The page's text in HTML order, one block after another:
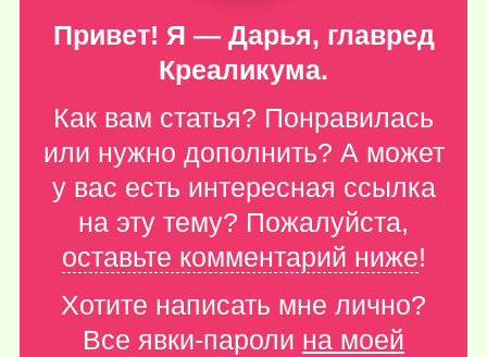
Привет! Я — Дарья, главред
Креаликума.
Как вам статья? Понравилась
или нужно дополнить? А может
у вас есть интересная ссылка
на эту тему? Пожалуйста,
оставьте комментарий ниже!
Хотите написать мне лично?
Все явки-пароли на моей